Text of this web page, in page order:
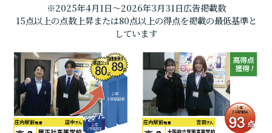
※2025年4月1日～2026年3月31日広告掲載数
15点以上の点数上昇または80点以上の得点を掲載の最低基準と
しています